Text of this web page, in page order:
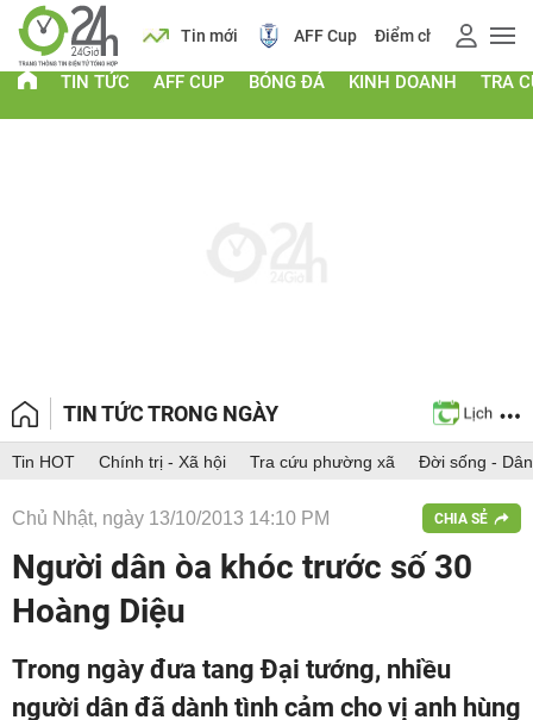
Lịch Tin mới AFF Cup Điểm chuẩn 2026
TIN TỨC AFF CUP BÓNG ĐÁ KINH DOANH TRA
TIN TỨC TRONG NGÀY
Tin HOT Chính trị - Xã hội Tra cứu phường xã Đời sống -
Chủ Nhật, ngày 13/10/2013 14:10 PM CHIA SẺ
Người dân òa khóc trước số 30
Hoàng Diệu
Trong ngày đưa tang Đại tướng, nhiều
người dân đã dành tình cảm cho vị anh hùng